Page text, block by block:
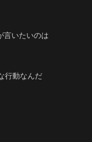
言いたいのは
行動なんだ